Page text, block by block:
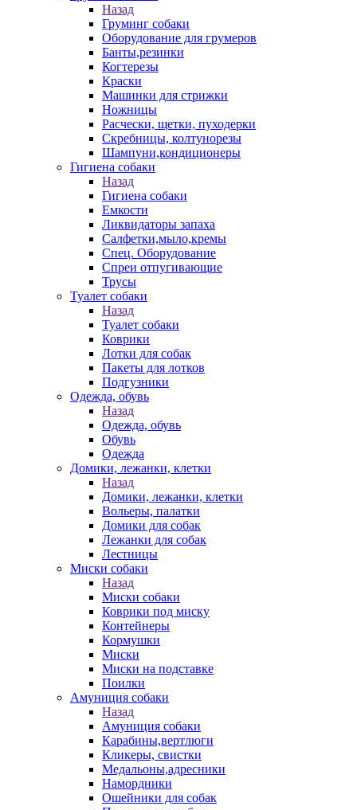
Назад
Груминг собаки
Оборудование для грумеров
Банты,резинки
Когтерезы
Краски
Машинки для стрижки
Ножницы
Расчески, щетки, пуходерки
Скребницы, колтунорезы
Шампуни,кондиционеры
Гигиена собаки
Назад
Гигиена собаки
Емкости
Ликвидаторы запаха
Салфетки,мыло,кремы
Спец. Оборудование
Спреи отпугивающие
Трусы
Туалет собаки
Назад
Туалет собаки
Коврики
Лотки для собак
Пакеты для лотков
Подгузники
Одежда, обувь
Назад
Одежда, обувь
Обувь
Одежда
Домики, лежанки, клетки
Назад
Домики, лежанки, клетки
Вольеры, палатки
Домики для собак
Лежанки для собак
Лестницы
Миски собаки
Назад
Миски собаки
Коврики под миску
Контейнеры
Кормушки
Миски
Миски на подставке
Поилки
Амуниция собаки
Назад
Амуниция собаки
Карабины,вертлюги
Кликеры, свистки
Медальоны,адресники
Намордники
Ошейники для собак